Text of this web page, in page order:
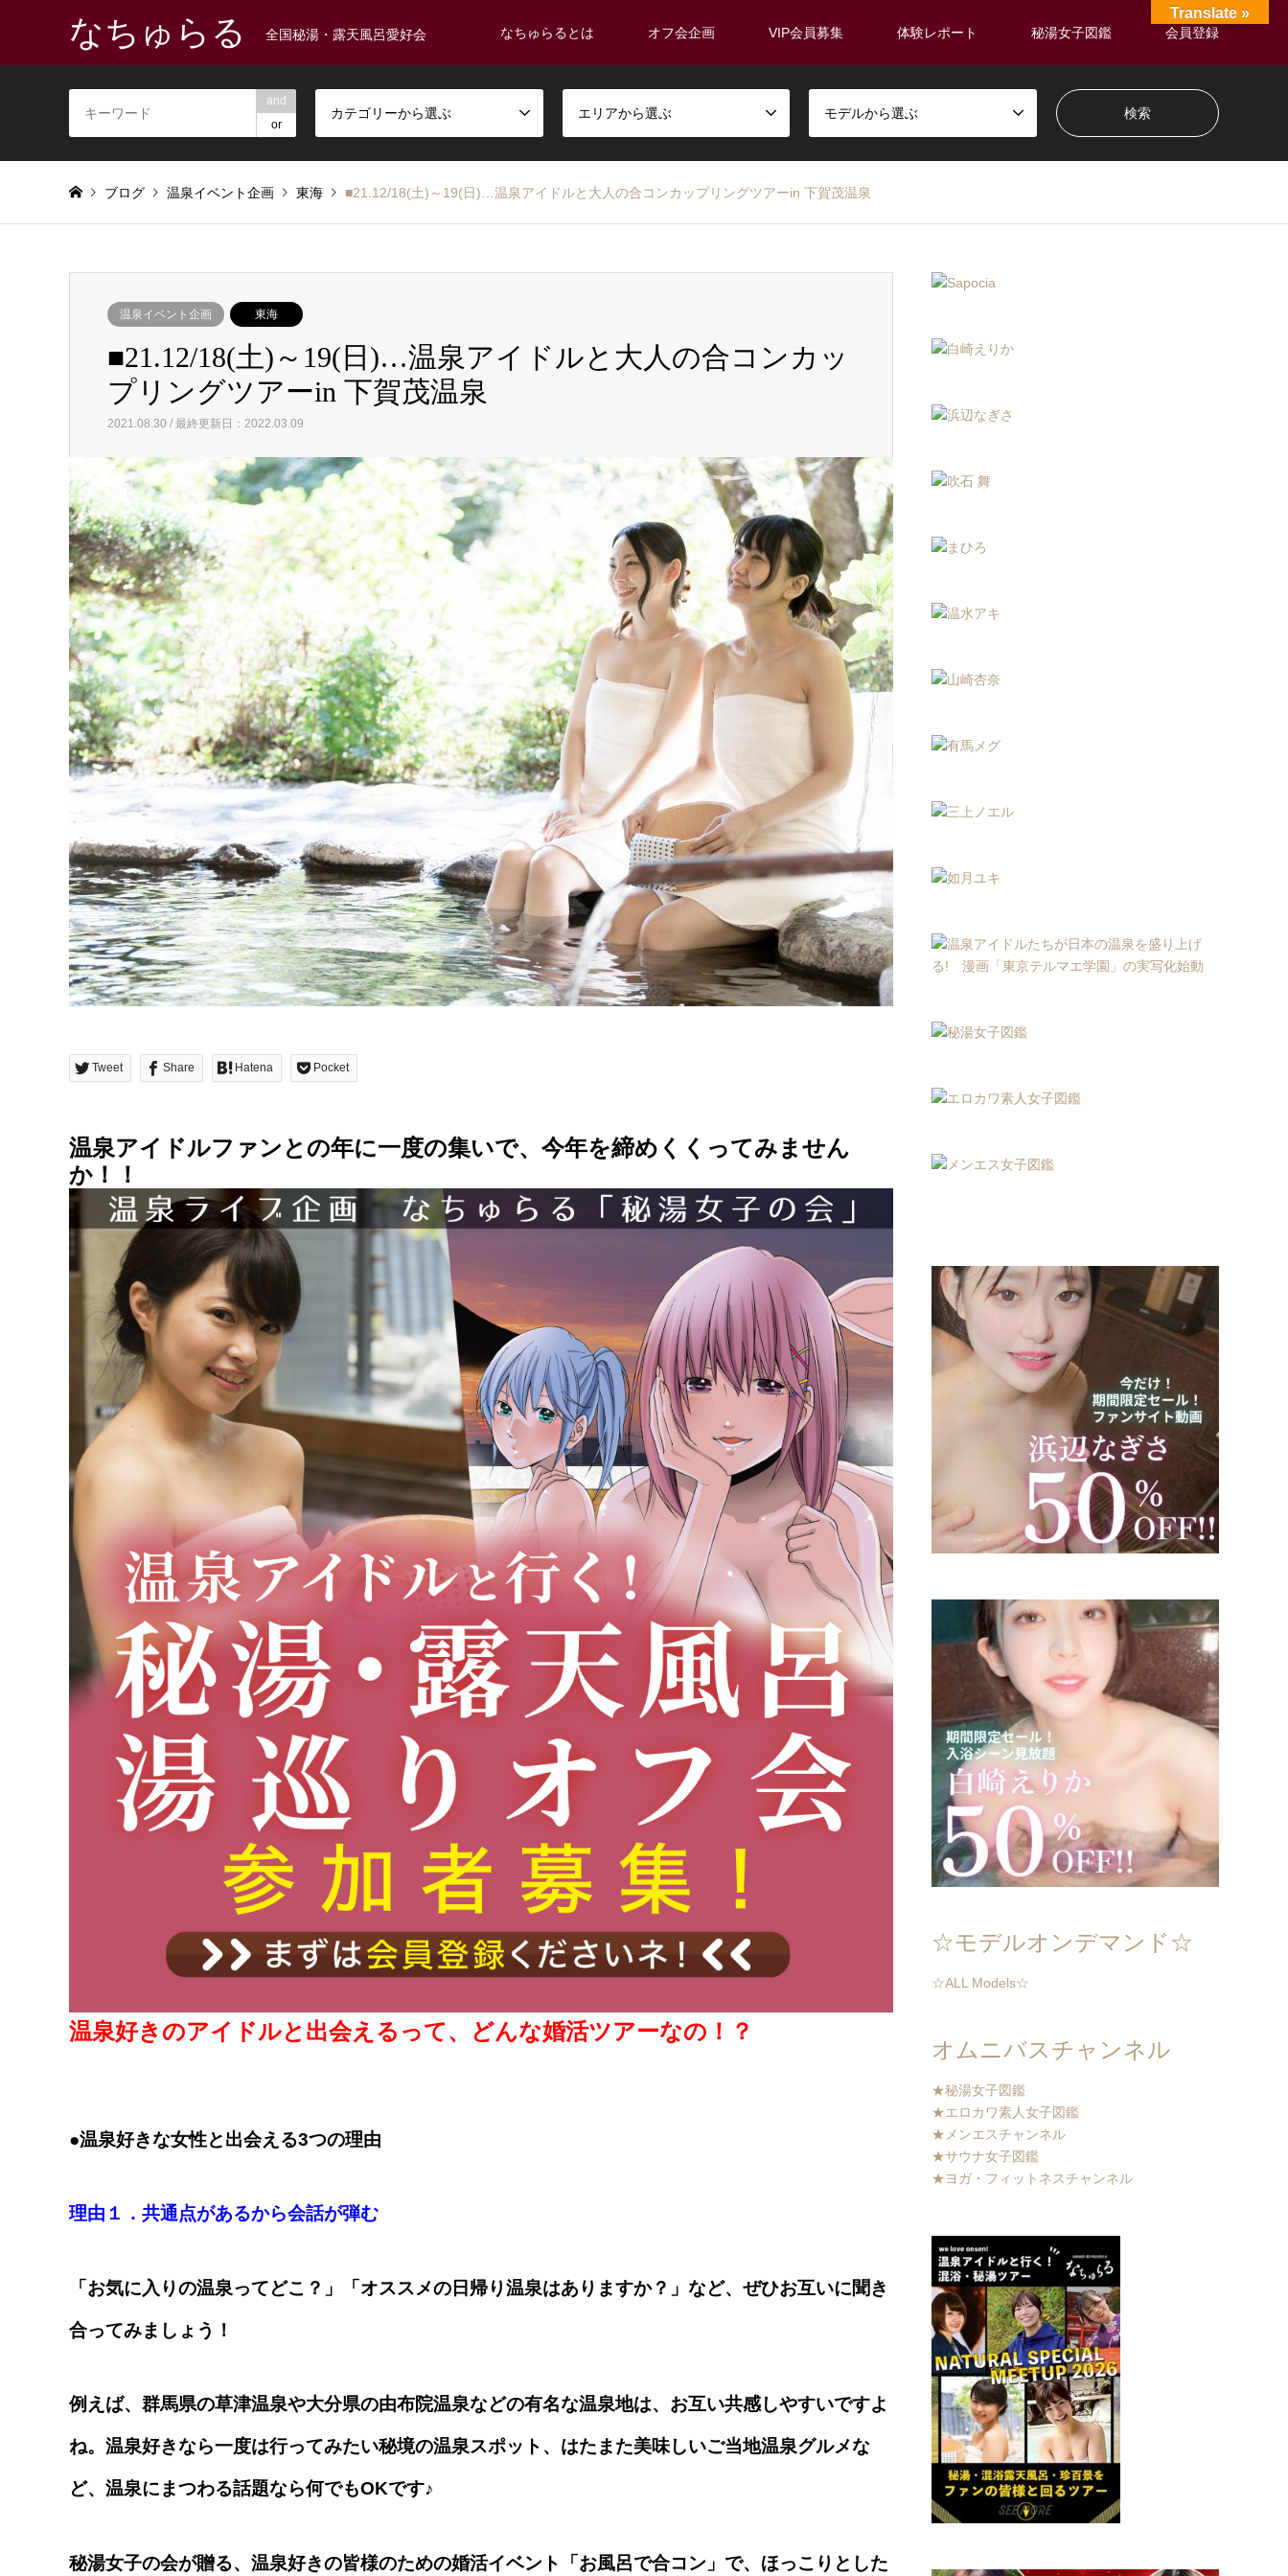
なちゅらる 全国秘湯・露天風呂愛好会 なちゅらるとは オフ会企画 VIP会員募集 体験レポート 秘湯女子図鑑 会員登録
and
or
カテゴリーから選ぶ エリアから選ぶ モデルから選ぶ
ブログ 温泉イベント企画 東海 ■21.12/18(土)～19(日)…温泉アイドルと大人の合コンカップリングツアーin 下賀茂温泉
温泉イベント企画 東海
■21.12/18(土)～19(日)…温泉アイドルと大人の合コンカッ
プリングツアーin 下賀茂温泉
2021.08.30 / 最終更新日：2022.03.09
Tweet Share Hatena Pocket
温泉アイドルファンとの年に一度の集いで、今年を締めくくってみません
か！！
温泉好きのアイドルと出会えるって、どんな婚活ツアーなの！？
●温泉好きな女性と出会える3つの理由
理由１．共通点があるから会話が弾む
「お気に入りの温泉ってどこ？」「オススメの日帰り温泉はありますか？」など、ぜひお互いに聞き
合ってみましょう！
例えば、群馬県の草津温泉や大分県の由布院温泉などの有名な温泉地は、お互い共感しやすいですよ
ね。温泉好きなら一度は行ってみたい秘境の温泉スポット、はたまた美味しいご当地温泉グルメな
ど、温泉にまつわる話題なら何でもOKです♪
秘湯女子の会が贈る、温泉好きの皆様のための婚活イベント「お風呂で合コン」で、ほっこりとした
☆モデルオンデマンド☆
☆ALL Models☆
オムニバスチャンネル
★秘湯女子図鑑
★エロカワ素人女子図鑑
★メンエスチャンネル
★サウナ女子図鑑
★ヨガ・フィットネスチャンネル
Translate »